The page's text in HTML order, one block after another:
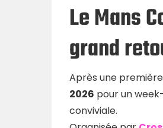
Le Mans
grand
Après une
2026 pour un
conviviale.